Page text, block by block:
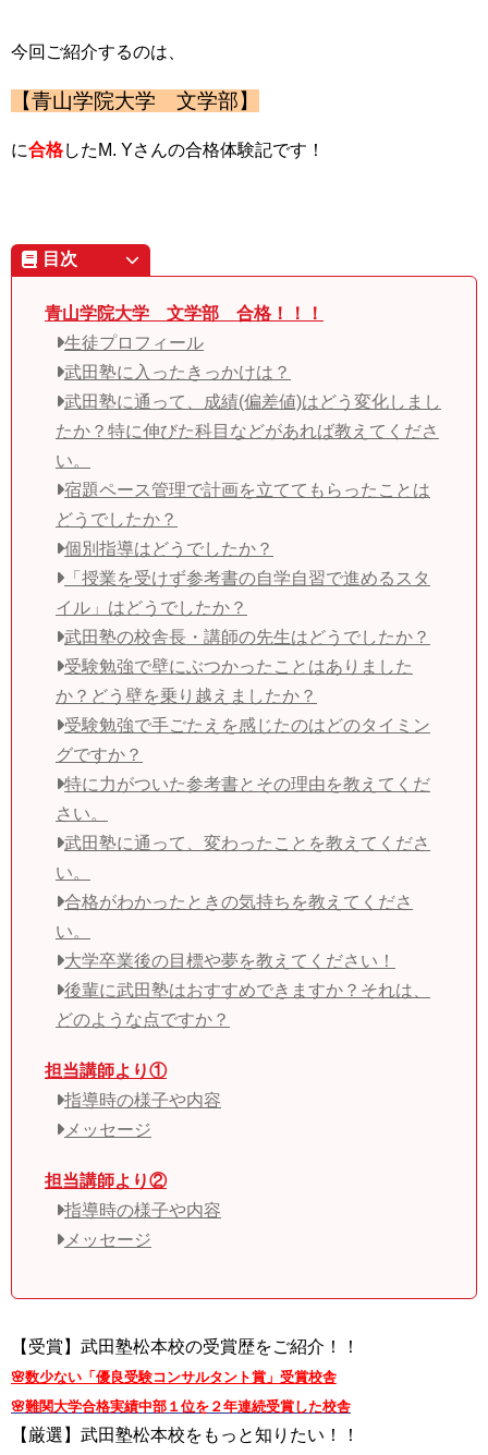
今回ご紹介するのは、
【青山学院大学 文学部】
に合格したM. Yさんの合格体験記です！
目次
青山学院大学 文学部 合格！！！
生徒プロフィール
武田塾に入ったきっかけは？
武田塾に通って、成績(偏差値)はどう変化しまし
たか？特に伸びた科目などがあれば教えてくださ
い。
宿題ペース管理で計画を立ててもらったことは
どうでしたか？
個別指導はどうでしたか？
「授業を受けず参考書の自学自習で進めるスタ
イル」はどうでしたか？
武田塾の校舎長・講師の先生はどうでしたか？
受験勉強で壁にぶつかったことはありました
か？どう壁を乗り越えましたか？
受験勉強で手ごたえを感じたのはどのタイミン
グですか？
特に力がついた参考書とその理由を教えてくだ
さい。
武田塾に通って、変わったことを教えてくださ
い。
合格がわかったときの気持ちを教えてくださ
い。
大学卒業後の目標や夢を教えてください！
後輩に武田塾はおすすめできますか？それは、
どのような点ですか？
担当講師より①
指導時の様子や内容
メッセージ
担当講師より②
指導時の様子や内容
メッセージ
【受賞】武田塾松本校の受賞歴をご紹介！！
🌸数少ない「優良受験コンサルタント賞」受賞校舎
🌸難関大学合格実績中部１位を２年連続受賞した校舎
【厳選】武田塾松本校をもっと知りたい！！